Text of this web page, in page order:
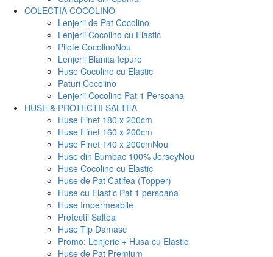
COLECTIA COCOLINO
Lenjerii de Pat Cocolino
Lenjerii Cocolino cu Elastic
Pilote CocolinoNou
Lenjerii Blanita Iepure
Huse Cocolino cu Elastic
Paturi Cocolino
Lenjerii Cocolino Pat 1 Persoana
HUSE & PROTECTII SALTEA
Huse Finet 180 x 200cm
Huse Finet 160 x 200cm
Huse Finet 140 x 200cmNou
Huse din Bumbac 100% JerseyNou
Huse Cocolino cu Elastic
Huse de Pat Catifea (Topper)
Huse cu Elastic Pat 1 persoana
Huse Impermeabile
Protectii Saltea
Huse Tip Damasc
Promo: Lenjerie + Husa cu Elastic
Huse de Pat Premium